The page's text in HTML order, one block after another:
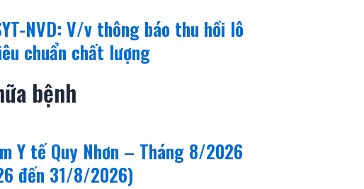
NVD: V/v thông báo thu hồi lô
chuẩn chất lượng
bệnh
Y tế Quy Nhơn – Tháng 8/2026
đến 31/8/2026)